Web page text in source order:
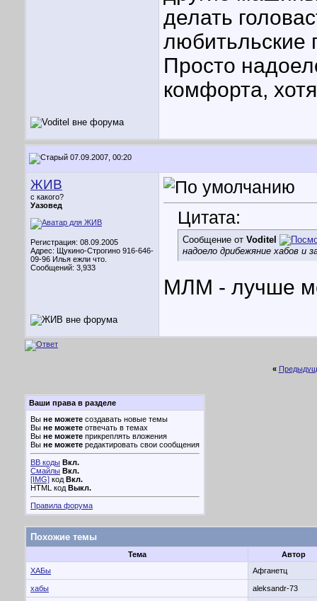
делать
любитьльские
Просто
комфорта,
07.09.2007, 00:20
ЖИВ
с какого?
Уазовед
Регистрация: 08.09.2005
Адрес: Щукино-Строгино 916-646-
09-96 Илья ежли что.
Сообщений: 3,933
Цитата:
Сообщение от Voditel
надоело дрибежяние хабов и
МЛМ - лучше
«
Ваши права в разделе
Вы не можете создавать новые темы
Вы не можете отвечать в темах
Вы не можете прикреплять вложения
Вы не можете редактировать свои сообщения
BB коды Вкл.
Смайлы Вкл.
[IMG] код Вкл.
HTML код Выкл.
Правила форума
Похожие темы
Тема
Автор
ХАБы
Афганетц
хабы aleksandr-73